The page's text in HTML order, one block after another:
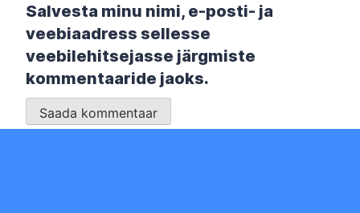
Salvesta minu nimi, e-posti- ja
veebiaadress sellesse
veebilehitsejasse järgmiste
kommentaaride jaoks.